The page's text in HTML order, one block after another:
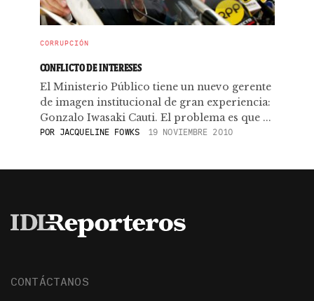
CORRUPCIÓN
CONFLICTO DE INTERESES
El Ministerio Público tiene un nuevo gerente
de imagen institucional de gran experiencia:
Gonzalo Iwasaki Cauti. El problema es que ...
PORJACQUELINE FOWKS 19 NOVIEMBRE 2010
CONTÁCTANOS